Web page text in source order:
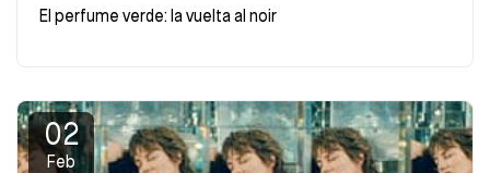
El perfume verde: la vuelta al noir
02
Feb